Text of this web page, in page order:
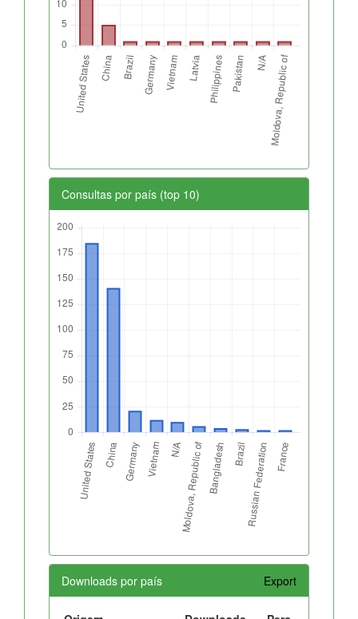
Consultas por país (top 10)
Downloads por país Export